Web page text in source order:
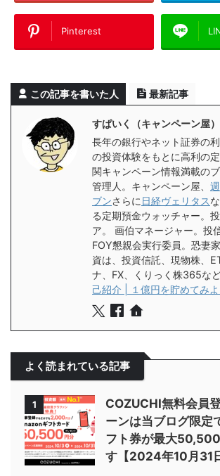
Pinterest
この記事を書いた人 最新記事
すぱいく（キャンペーン屋）
長年の銀行やネット証券の
の投資体験をもとに高利の
関キャンペーン情報満載の
管理人。キャンペーン屋、
ブンさらに 日経ヴェリタス
る定期預金ウォッチャー。
ア。 画伯マネージャー。投
FOY懇親会実行委員。恐妻
資は、投資信託、現物株、
ナ、FX、くりっく株365な
己紹介 | １億円を貯めてみ
よく読まれている記事
1
COZUCHI無料会員
ーンは当ブログ限
フト券が最大
す【2024年10月31